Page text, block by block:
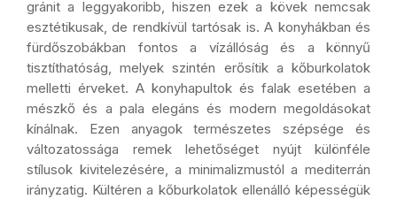
gránit a leggyakoribb, hiszen ezek a kövek nemcsak
esztétikusak, de rendkívül tartósak is. A konyhákban és
fürdőszobákban fontos a vízállóság és a könnyű
tisztíthatóság, melyek szintén erősítik a kőburkolatok
melletti érveket. A konyhapultok és falak esetében a
mészkő és a pala elegáns és modern megoldásokat
kínálnak. Ezen anyagok természetes szépsége és
változatossága remek lehetőséget nyújt különféle
stílusok kivitelezésére, a minimalizmustól a mediterrán
irányzatig. Kültéren a kőburkolatok ellenálló képességük